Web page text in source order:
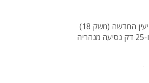
החדשה (משק 18)
הליכה.